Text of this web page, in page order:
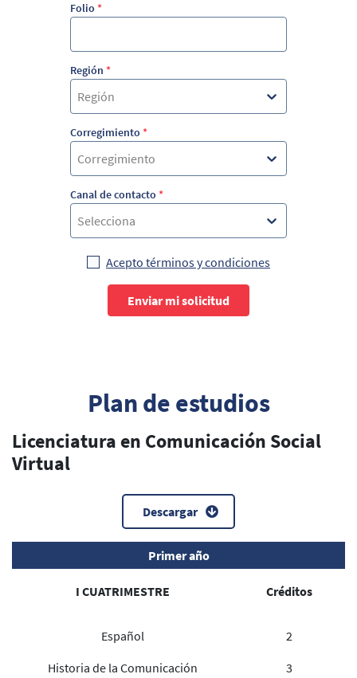
Folio *
Región *
Región
Corregimiento *
Corregimiento
Canal de contacto *
Selecciona
Acepto términos y condiciones
Enviar mi solicitud
Plan de estudios
Licenciatura en Comunicación Social
Virtual
Descargar
Primer año
I CUATRIMESTRE Créditos
Español
2
Historia de la Comunicación
3